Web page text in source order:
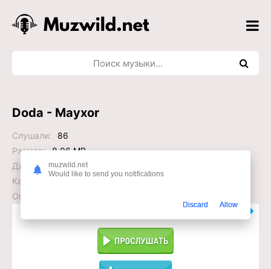
Doda - Mayxor
Слушали:
86
Размер: 8.06 MB
Длительность: 3:31
Качество:
320 kb/s kbps
Опубликовано:
Слушать или Скачать?
muzwild.net
Would like to send you notifications
Discard Allow